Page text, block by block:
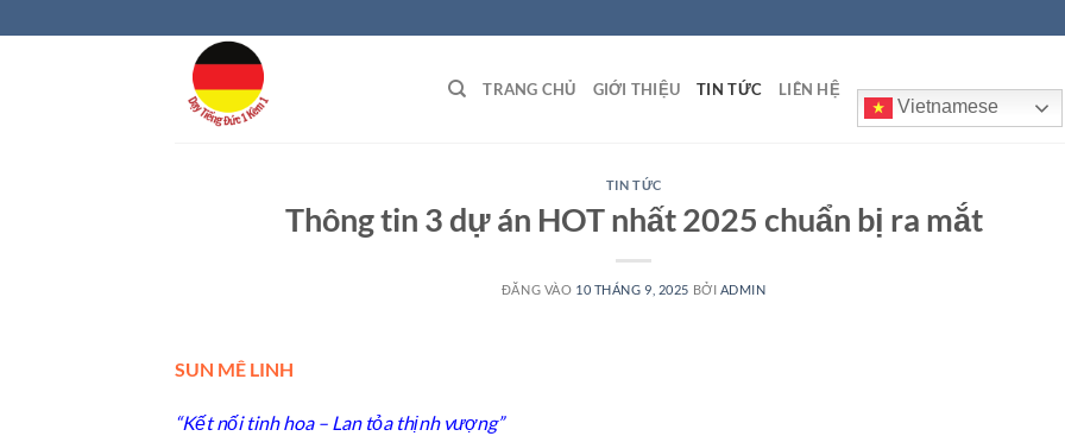
qua
TRANG CHỦ GIỚI THIỆU TIN TỨC LIÊN HỆ
Vietnamese
TIN TỨC
Thông tin 3 dự án HOT nhất 2025 chuẩn bị ra mắt
ĐĂNG VÀO 10 THÁNG 9, 2025 BỞI ADMIN
SUN MÊ LINH
“Kết nối tinh hoa – Lan tỏa thịnh vượng”